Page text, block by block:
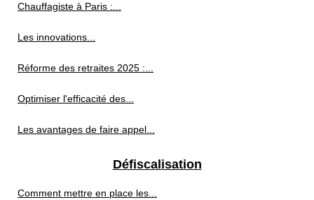
Chauffagiste à Paris :...
Les innovations...
Réforme des retraites 2025 :...
Optimiser l'efficacité des...
Les avantages de faire appel...
Défiscalisation
Comment mettre en place les...